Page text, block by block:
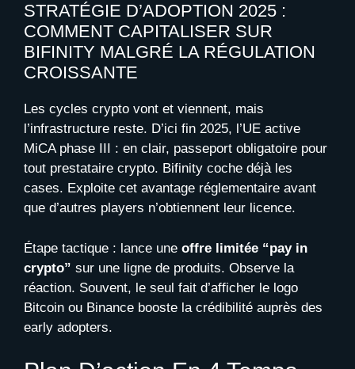
STRATÉGIE D’ADOPTION 2025 :
COMMENT CAPITALISER SUR
BIFINITY MALGRÉ LA RÉGULATION
CROISSANTE
Les cycles crypto vont et viennent, mais
l’infrastructure reste. D’ici fin 2025, l’UE active
MiCA phase III : en clair, passeport obligatoire pour
tout prestataire crypto. Bifinity coche déjà les
cases. Exploite cet avantage réglementaire avant
que d’autres players n’obtiennent leur licence.
Étape tactique : lance une offre limitée “pay in
crypto” sur une ligne de produits. Observe la
réaction. Souvent, le seul fait d’afficher le logo
Bitcoin ou Binance booste la crédibilité auprès des
early adopters.